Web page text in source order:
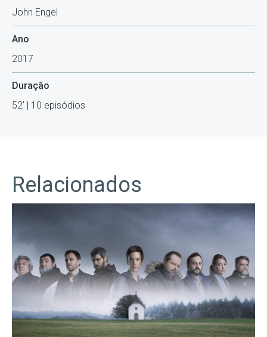
John Engel
Ano
2017
Duração
52' | 10 episódios
Relacionados